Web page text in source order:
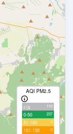
AQI PM2.5
с/д 110
0-50 237
51-100 3
101-150 0